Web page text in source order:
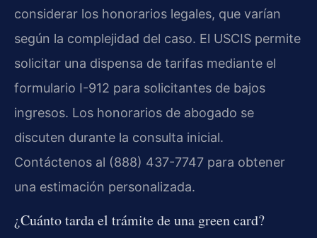
considerar los honorarios legales, que varían
según la complejidad del caso. El USCIS permite
solicitar una dispensa de tarifas mediante el
formulario I-912 para solicitantes de bajos
ingresos. Los honorarios de abogado se
discuten durante la consulta inicial.
Contáctenos al (888) 437-7747 para obtener
una estimación personalizada.
¿Cuánto tarda el trámite de una green card?